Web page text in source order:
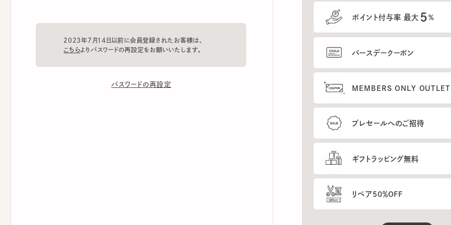
2023年7月14日以前に会員登録されたお客様は、
パスワードの再設定
ポイント付与率 最大 %
バースデークーポン
MEMBERS ONLY OUTLETのご
プレセールへのご招待
ギフトラッピング無料
リペア50％OFF